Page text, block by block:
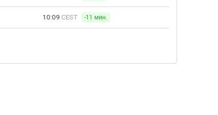
10:09 CEST -11 мин.